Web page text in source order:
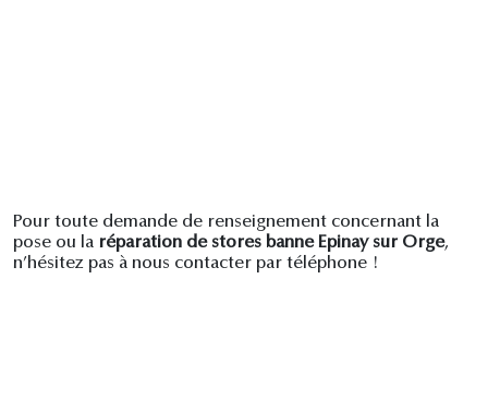
Pour toute demande de renseignement concernant la
pose ou la réparation de stores banne Epinay sur Orge,
n’hésitez pas à nous contacter par téléphone !